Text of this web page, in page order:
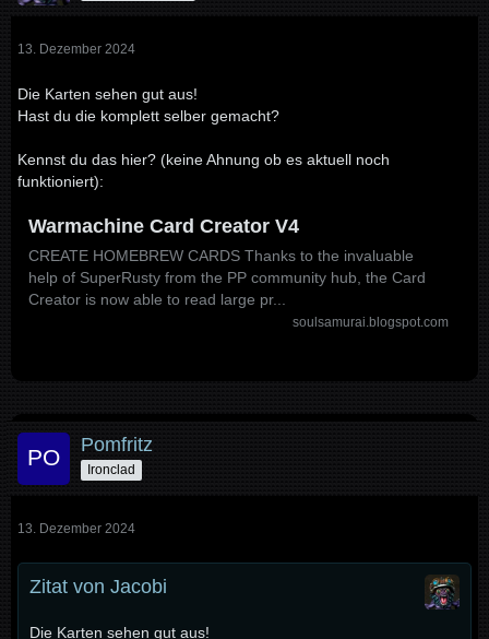
13. Dezember 2024
Die Karten sehen gut aus!
Hast du die komplett selber gemacht?
Kennst du das hier? (keine Ahnung ob es aktuell noch
funktioniert):
Warmachine Card Creator V4
CREATE HOMEBREW CARDS Thanks to the invaluable
help of SuperRusty from the PP community hub, the Card
Creator is now able to read large pr...
soulsamurai.blogspot.com
Pomfritz
Ironclad
13. Dezember 2024
Zitat von Jacobi
Die Karten sehen gut aus!